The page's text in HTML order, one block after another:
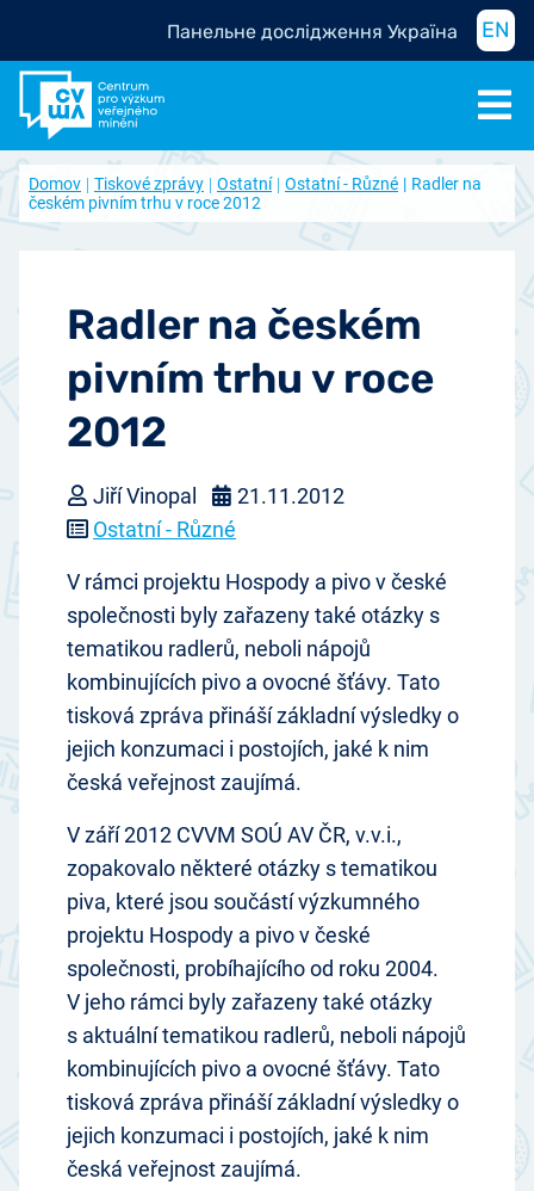
Панельне дослідження Україна EN
Domov Tiskové zprávy Ostatní Ostatní - Různé
Radler na
českém pivním trhu v roce 2012
Radler na českém
pivním trhu v roce
2012
Jiří Vinopal
21.11.2012
Ostatní - Různé
V rámci projektu Hospody a pivo v české
společnosti byly zařazeny také otázky s
tematikou radlerů, neboli nápojů
kombinujících pivo a ovocné šťávy. Tato
tisková zpráva přináší základní výsledky o
jejich konzumaci i postojích, jaké k nim
česká veřejnost zaujímá.
V září 2012 CVVM SOÚ AV ČR, v.v.i.,
zopakovalo některé otázky s tematikou
piva, které jsou součástí výzkumného
projektu Hospody a pivo v české
společnosti, probíhajícího od roku 2004.
V jeho rámci byly zařazeny také otázky
s aktuální tematikou radlerů, neboli nápojů
kombinujících pivo a ovocné šťávy. Tato
tisková zpráva přináší základní výsledky o
jejich konzumaci i postojích, jaké k nim
česká veřejnost zaujímá.